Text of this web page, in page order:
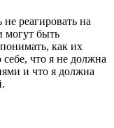
реагировать на
могут быть
как их
что я не должна
и что я должна